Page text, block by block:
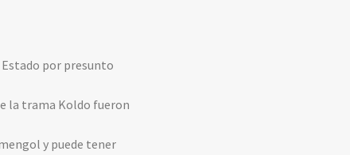
por presunto
la trama Koldo fueron
y puede tener